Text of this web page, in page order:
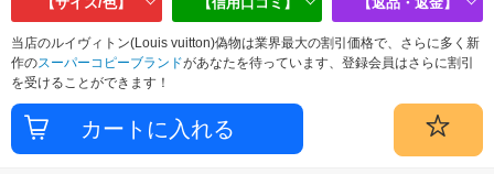
当店のルイヴィトン(Louis vuitton)偽物は業界最大の割引価格で、さらに多く新
作のスーパーコピーブランドがあなたを待っています、登録会員はさらに割引
を受けることができます！